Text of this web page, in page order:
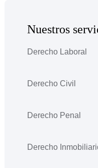
Nuestros
Derecho Laboral
Derecho Civil
Derecho Penal
Derecho